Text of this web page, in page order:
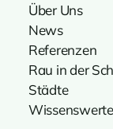
Über Uns
News
Referenzen
Rau in der
Städte